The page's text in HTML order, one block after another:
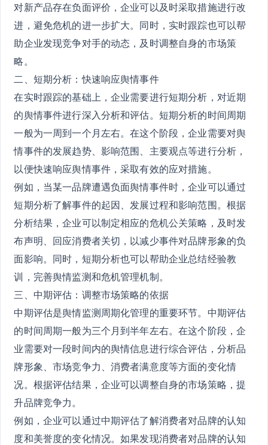
对新产品存在负面评价，企业可以及时采取措施进行改
进，避免危机的进一步扩大。同时，实时跟踪也可以帮
助企业发现竞争对手的动态，及时调整自身的市场策
略。
二、短期分析：快速响应舆情事件
在实时跟踪的基础上，企业需要进行短期分析，对近期
的舆情事件进行深入分析和评估。短期分析的时间周期
一般为一周到一个月左右。在这个阶段，企业需要对舆
情事件的发展趋势、影响范围、主要观点等进行分析，
以便快速响应舆情事件，采取有效的应对措施。
例如，当某一品牌遭遇负面舆情事件时，企业可以通过
短期分析了解事件的起因、发展过程和影响范围。根据
分析结果，企业可以制定相应的危机公关策略，及时发
布声明、回应消费者关切，以减少事件对品牌形象的负
面影响。同时，短期分析也可以帮助企业总结经验教
训，完善舆情监测和危机管理机制。
三、中期评估：调整市场策略的依据
中期评估是舆情监测周期化管理的重要环节。中期评估
的时间周期一般为三个月到半年左右。在这个阶段，企
业需要对一段时间内的舆情信息进行综合评估，分析品
牌形象、市场竞争力、消费者满意度等方面的变化情
况。根据评估结果，企业可以调整自身的市场策略，提
升品牌竞争力。
例如，企业可以通过中期评估了解消费者对品牌的认知
度和美誉度的变化情况。如果发现消费者对品牌的认知